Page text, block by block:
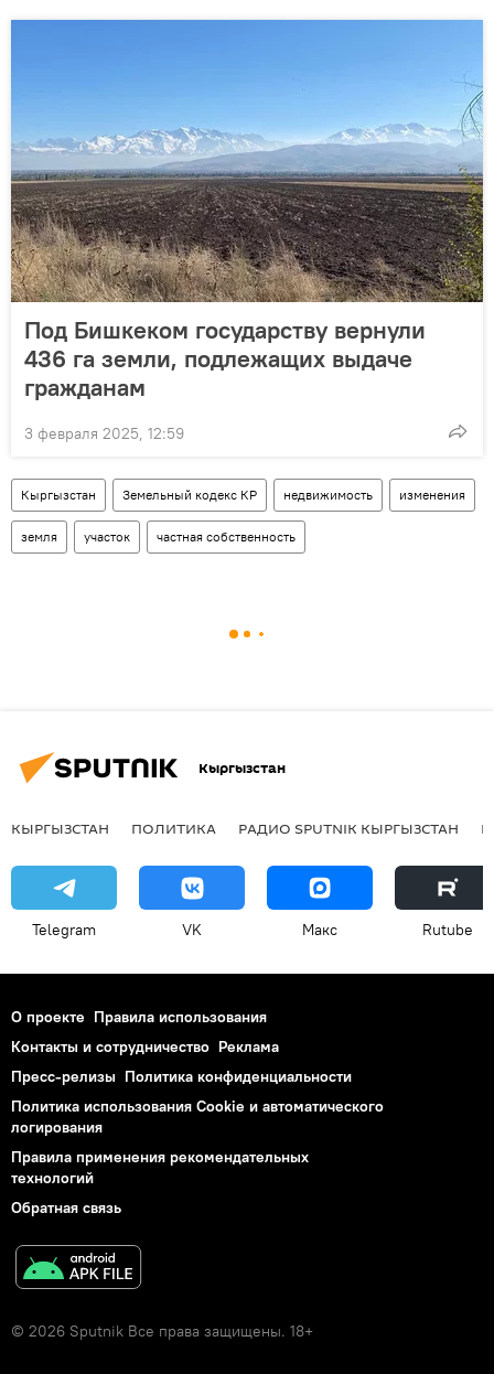
Под Бишкеком государству вернули
436 га земли, подлежащих выдаче
гражданам
3 февраля 2025, 12:59
Кыргызстан Земельный кодекс КР недвижимость изменения
земля участок частная собственность
Кыргызстан
КЫРГЫЗСТАН ПОЛИТИКА РАДИО SPUTNIK КЫРГЫЗСТАН
Telegram VK Макс Rutube
О проекте Правила использования
Контакты и сотрудничество Реклама
Пресс-релизы Политика конфиденциальности
Политика использования Cookie и автоматического
логирования
Правила применения рекомендательных
технологий
Обратная связь
© 2026 Sputnik Все права защищены. 18+